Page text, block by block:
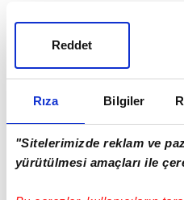
Rıza Bilgiler
"Sitelerimizde reklam ve
yürütülmesi amaçları ile
Reddet
MLS Ligi takımlarından
giyen Diego Rossi için
İSTANBUL'A
Öte yandan Fenerbahçe
akşamı İstanbul'a